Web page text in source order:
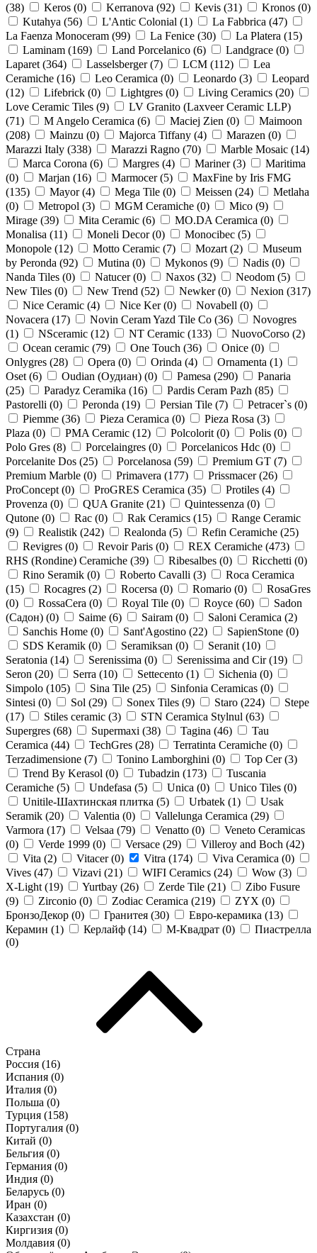
(38) Keros (0) Kerranova (92) Kevis (31) Kronos (0)
Kutahya (56) L'Antic Colonial (1) La Fabbrica (47)
La Faenza Monoceram (99) La Fenice (30) La Platera (15)
Laminam (169) Land Porcelanico (6) Landgrace (0)
Laparet (364) Lasselsberger (7) LCM (112)
Lea
Ceramiche (16) Leo Ceramica (0) Leonardo (3)
Leopard
(12) Lifebrick (0) Lightgres (0) Living Ceramics (20)
Love Ceramic Tiles (9)
LV Granito (Laxveer Ceramic LLP)
(71) M Angelo Ceramica (6) Maciej Zien (0)
Maimoon
(208) Mainzu (0) Majorca Tiffany (4) Marazen (0)
Marazzi Italy (338) Marazzi Ragno (70) Marble Mosaic (14)
Marca Corona (6) Margres (4) Mariner (3)
Maritima
(0) Marjan (16) Marmocer (5)
MaxFine by Iris FMG
(135) Mayor (4) Mega Tile (0) Meissen (24)
Metlaha
(0) Metropol (3) MGM Ceramiche (0) Mico (9)
Mirage (39) Mita Ceramic (6) MO.DA Ceramica (0)
Monalisa (11) Moneli Decor (0) Monocibec (5)
Monopole (12) Motto Ceramic (7) Mozart (2)
Museum
by Peronda (92) Mutina (0) Mykonos (9) Nadis (0)
Nanda Tiles (0) Natucer (0) Naxos (32) Neodom (5)
New Tiles (0) New Trend (52) Newker (0) Nexion (317)
Nice Ceramic (4) Nice Ker (0) Novabell (0)
Novacera (17) Novin Ceram Yazd Tile Co (36)
Novogres
(1) NSceramic (12) NT Ceramic (133) NuovoCorso (2)
Ocean ceramic (79) One Touch (36) Onice (0)
Onlygres (28) Opera (0) Orinda (4) Ornamenta (1)
Oset (6) Oudian (Оудиан) (0) Pamesa (290)
Panaria
(25) Paradyz Ceramika (16) Pardis Ceram Pazh (85)
Pastorelli (0) Peronda (19) Persian Tile (7) Petracer`s (0)
Piemme (36) Pieza Ceramica (0) Pieza Rosa (3)
Plaza (0) PMA Ceramic (12) Polcolorit (0) Polis (0)
Polo Gres (8) Porcelaingres (0) Porcelanicos Hdc (0)
Porcelanite Dos (25) Porcelanosa (59) Premium GT (7)
Premium Marble (0) Primavera (177) Prissmacer (26)
ProConcept (0) ProGRES Ceramica (35) Protiles (4)
Provenza (0) QUA Granite (21) Quintessenza (0)
Qutone (0) Rac (0) Rak Ceramics (15)
Range Ceramic
(9) Realistik (242) Realonda (5) Refin Ceramiche (25)
Revigres (0) Revoir Paris (0) REX Ceramiche (473)
RHS (Rondine) Ceramiche (39) Ribesalbes (0) Ricchetti (0)
Rino Seramik (0) Roberto Cavalli (3)
Roca Ceramica
(15) Rocagres (2) Rocersa (0) Romario (0)
RosaGres
(0) RossaCera (0) Royal Tile (0) Royce (60)
Sadon
(Садон) (0) Saime (6) Sairam (0) Saloni Ceramica (2)
Sanchis Home (0) Sant'Agostino (22) SapienStone (0)
SDS Keramik (0) Seramiksan (0) Seranit (10)
Seratonia (14) Serenissima (0) Serenissima and Cir (19)
Seron (20) Serra (10) Settecento (1) Sichenia (0)
Simpolo (105) Sina Tile (25) Sinfonia Ceramicas (0)
Sintesi (0) Sol (29) Sonex Tiles (9) Staro (224)
Stepe
(17) Stiles ceramic (3) STN Ceramica Stylnul (63)
Supergres (68) Supermaxi (38) Tagina (46)
Tau
Ceramica (44) TechGres (28) Terratinta Ceramiche (0)
Terzadimensione (7) Tonino Lamborghini (0) Top Cer (3)
Trend By Kerasol (0) Tubadzin (173)
Tuscania
Ceramiche (5) Undefasa (5) Unica (0) Unico Tiles (0)
Unitile-Шахтинская плитка (5) Urbatek (1)
Usak
Seramik (20) Valentia (0) Vallelunga Ceramica (29)
Varmora (17) Velsaa (79) Venatto (0)
Veneto Ceramicas
(0) Verde 1999 (0) Versace (29) Villeroy and Boch (42)
Vita (2) Vitacer (0) Vitra (174) Viva Ceramica (0)
Vives (47) Vizavi (21) WIFI Ceramics (24) Wow (3)
X-Light (19) Yurtbay (26) Zerde Tile (21)
Zibo Fusure
(9) Zirconio (0) Zodiac Ceramica (219) ZYX (0)
БронзоДекор (0) Гранитея (30) Евро-керамика (13)
Керамин (1) Керлайф (14) М-Квадрат (0)
Пиастрелла
(0)
Страна
Россия (16)
Испания (0)
Италия (0)
Польша (0)
Турция (158)
Португалия (0)
Китай (0)
Бельгия (0)
Германия (0)
Индия (0)
Беларусь (0)
Иран (0)
Казахстан (0)
Киргизия (0)
Молдавия (0)